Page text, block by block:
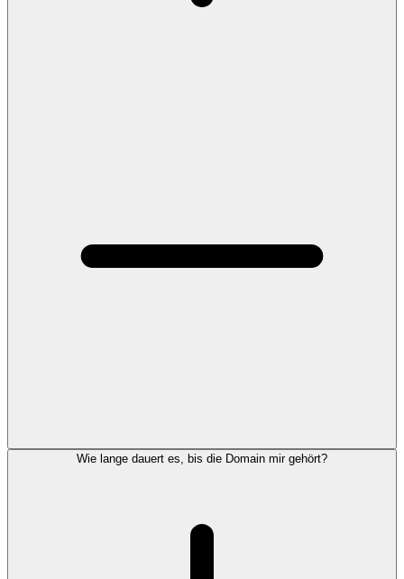
Wie lange dauert es, bis die Domain mir gehört?